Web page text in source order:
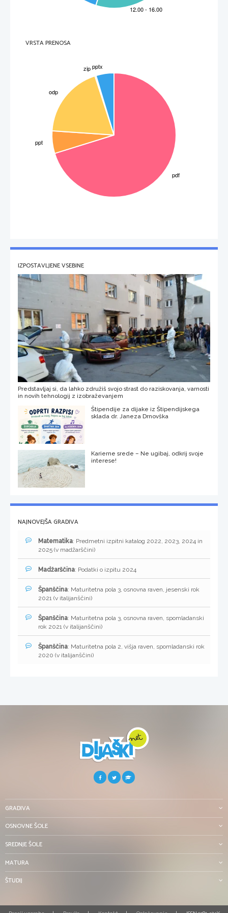
VRSTA PRENOSA
IZPOSTAVLJENE VSEBINE
Predstavljaj si, da lahko združiš svojo strast do raziskovanja, varnosti
in novih tehnologij z izobraževanjem
Štipendije za dijake iz Štipendijskega
sklada dr. Janeza Drnovška
Karierne srede – Ne ugibaj, odkrij svoje
interese!
NAJNOVEJŠA GRADIVA
Matematika: Predmetni izpitni katalog 2022, 2023, 2024 in
2025 (v madžarščini)
Madžarščina: Podatki o izpitu 2024
Španščina: Maturitetna pola 3, osnovna raven, jesenski rok
2021 (v italijanščini)
Španščina: Maturitetna pola 3, osnovna raven, spomladanski
rok 2021 (v italijanščini)
Španščina: Maturitetna pola 2, višja raven, spomladanski rok
2020 (v italijanščini)
GRADIVA
OSNOVNE ŠOLE
SREDNJE ŠOLE
MATURA
ŠTUDIJ